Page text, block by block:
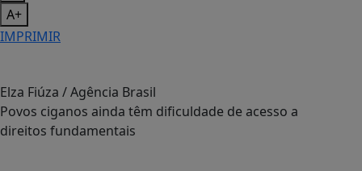
A+
IMPRIMIR
Elza Fiúza / Agência Brasil
Povos ciganos ainda têm dificuldade de acesso a
direitos fundamentais